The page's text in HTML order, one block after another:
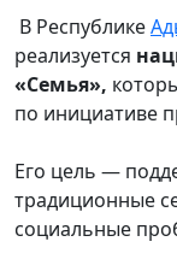
В Республике
реализуется
«Семья»,
по инициативе
Его цель —
традиционные
социальные